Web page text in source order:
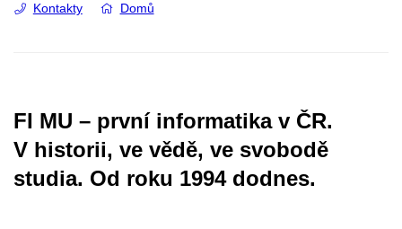
Kontakty Domů
FI MU – první informatika v ČR.
V historii, ve vědě, ve svobodě
studia. Od roku 1994 dodnes.